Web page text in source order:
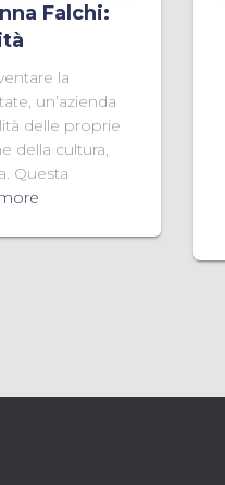
Falchi:
la
un’azienda
delle proprie
della cultura,
Questa